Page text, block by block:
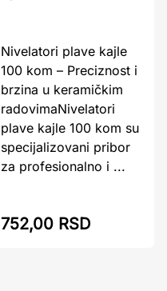
Nivelatori plave kajle
100 kom – Preciznost i
brzina u keramičkim
radovimaNivelatori
plave kajle 100 kom su
specijalizovani pribor
za profesionalno i ...
752,00 RSD